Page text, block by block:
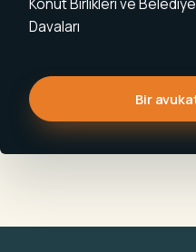
Konut Birlikleri ve
Davaları
Bir